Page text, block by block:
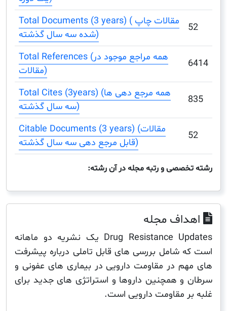
Total Documents (3 years) ( مقالات چاپ
Total References (همه مراجع موجود در
Total Cites (3years) (همه مرجع دهی ها
Citable Documents (3 years) (مقالات
و رتبه مجله در آن رشته:
مجله
Drug Resistance Updates یک نشریه دو ماهانه
شامل بررسی های قابل تاملی درباره پیشرفت
در مقاومت دارویی در بیماری های عفونی و
همچنین داروها و استراتژی های جدید برای
مقاومت دارویی است.